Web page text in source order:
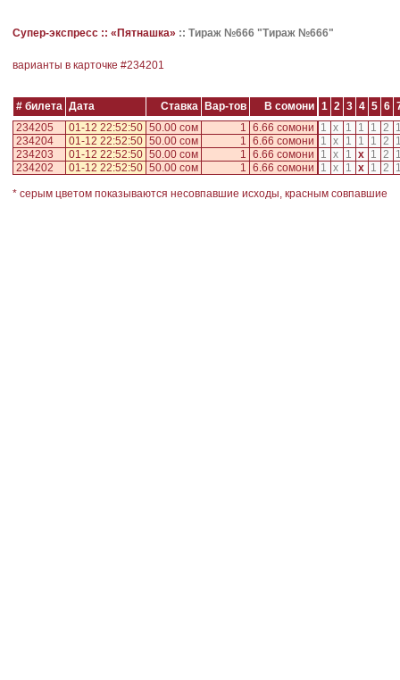
Супер-экспресс :: «Пятнашка» :: Тираж №666 "Тираж №666"
варианты в карточке #234201
# билета Дата Ставка Вар-тов В сомони 1 2 3 4 5 6
234205
01-12 22:52:50 50.00 сом 1 6.66 сомони 1 x 1 1 1 2
234204
01-12 22:52:50 50.00 сом 1 6.66 сомони 1 x 1 1 1 2
234203
01-12 22:52:50 50.00 сом 1 6.66 сомони 1 x 1 x 1 2
234202
01-12 22:52:50 50.00 сом 1 6.66 сомони 1 x 1 x 1 2
* серым цветом показываются несовпавшие исходы, красным совпавшие